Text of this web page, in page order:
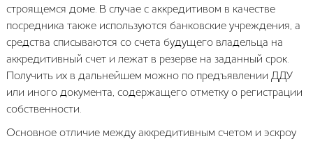
строящемся доме. В случае с аккредитивом в качестве
посредника также используются банковские учреждения, а
средства списываются со счета будущего владельца на
аккредитивный счет и лежат в резерве на заданный срок.
Получить их в дальнейшем можно по предъявлении ДДУ
или иного документа, содержащего отметку о регистрации
собственности.
Основное отличие между аккредитивным счетом и эскроу